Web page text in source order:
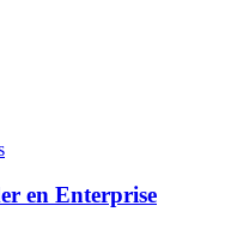
CyberSeg
en Enterprise